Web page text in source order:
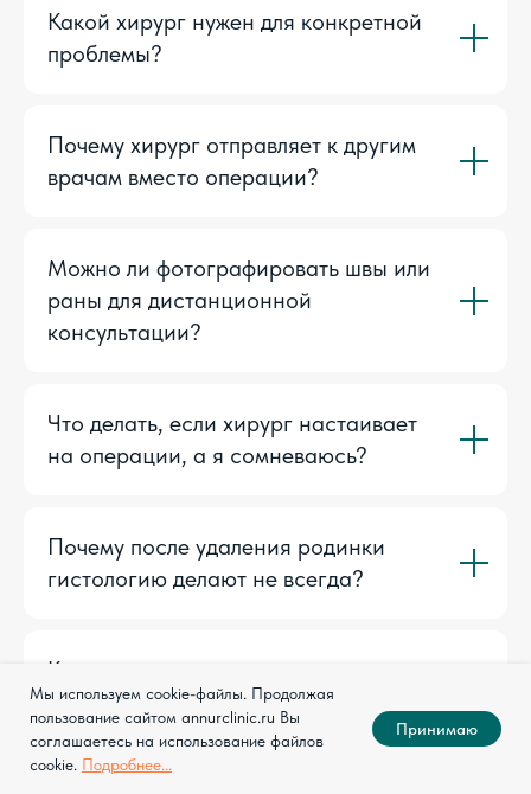
Мы используем cookie-файлы. Продолжая
пользование сайтом annurclinic.ru Вы
соглашаетесь на использование файлов
cookie. Подробнее...
Принимаю
Какой хирург нужен для конкретной
проблемы?
Почему хирург отправляет к другим
врачам вместо операции?
Можно ли фотографировать швы или
раны для дистанционной
консультации?
Что делать, если хирург настаивает
на операции, а я сомневаюсь?
Почему после удаления родинки
гистологию делают не всегда?
Как хирург определяет, что рана
заживает нормально?